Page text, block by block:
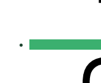
Православные
Добровольцы